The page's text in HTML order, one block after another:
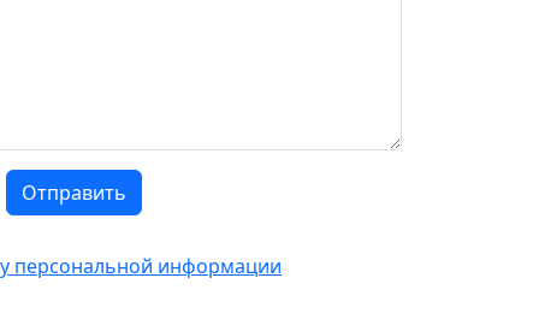
Отправить
персональной информации